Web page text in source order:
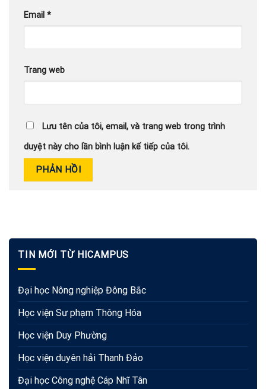
Email *
Trang web
Lưu tên của tôi, email, và trang web trong trình
duyệt này cho lần bình luận kế tiếp của tôi.
TIN MỚI TỪ HICAMPUS
Đại học Nông nghiệp Đông Bắc
Học viện Sư phạm Thông Hóa
Học viện Duy Phường
Học viện duyên hải Thanh Đảo
Đại học Công nghệ Cáp Nhĩ Tân